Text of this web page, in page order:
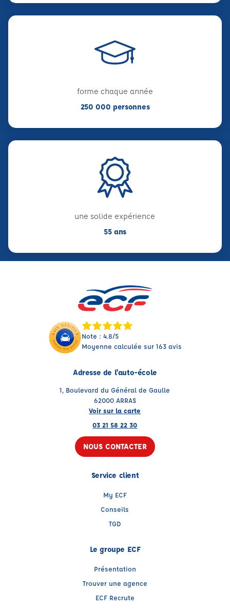
forme chaque année
250 000 personnes
une solide expérience
55 ans
Note : 4.8/5
Moyenne calculée sur 163 avis
Adresse de l'auto-école
1, Boulevard du Général de Gaulle
62000 ARRAS
Voir sur la carte
03 21 58 22 30
NOUS CONTACTER
Service client
My ECF
Conseils
TGD
Le groupe ECF
Présentation
Trouver une agence
ECF Recrute